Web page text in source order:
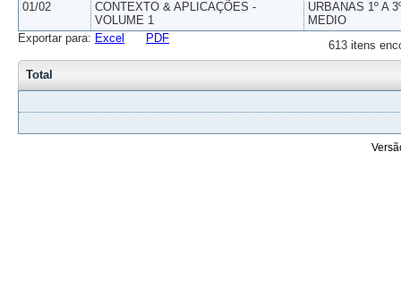
01/02
CONTEXTO & APLICAÇÕES -
VOLUME 1
URBANAS 1º A
MEDIO
613 itens
Exportar para: Excel PDF
Total